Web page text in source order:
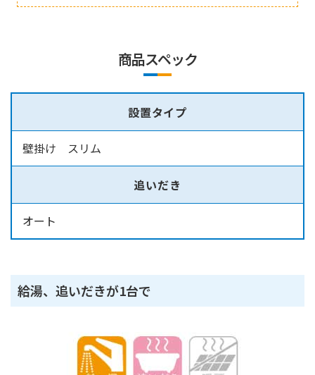
商品スペック
設置タイプ
壁掛け スリム
追いだき
オート
給湯、追いだきが1台で